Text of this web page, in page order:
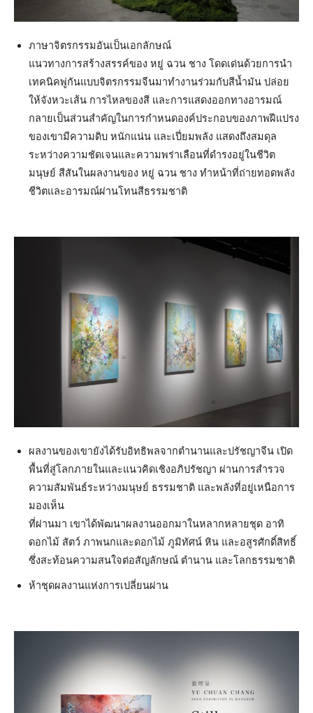
ภาษาจิตรกรรมอันเป็นเอกลักษณ์
แนวทางการสร้างสรรค์ของ หยู่ ฉวน ชาง โดดเด่นด้วยการนำ
เทคนิคพู่กันแบบจิตรกรรมจีนมาทำงานร่วมกับสีน้ำมัน ปล่อย
ให้จังหวะเส้น การไหลของสี และการแสดงออกทางอารมณ์
กลายเป็นส่วนสำคัญในการกำหนดองค์ประกอบของภาพฝีแปรง
ของเขามีความดิบ หนักแน่น และเปี่ยมพลัง แสดงถึงสมดุล
ระหว่างความชัดเจนและความพร่าเลือนที่ดำรงอยู่ในชีวิต
มนุษย์ สีสันในผลงานของ หยู่ ฉวน ชาง ทำหน้าที่ถ่ายทอดพลัง
ชีวิตและอารมณ์ผ่านโทนสีธรรมชาติ
ผลงานของเขายังได้รับอิทธิพลจากตำนานและปรัชญาจีน เปิด
พื้นที่สู่โลกภายในและแนวคิดเชิงอภิปรัชญา ผ่านการสำรวจ
ความสัมพันธ์ระหว่างมนุษย์ ธรรมชาติ และพลังที่อยู่เหนือการ
มองเห็น
ที่ผ่านมา เขาได้พัฒนาผลงานออกมาในหลากหลายชุด อาทิ
ดอกไม้ สัตว์ ภาพนกและดอกไม้ ภูมิทัศน์ หิน และอสูรศักดิ์สิทธิ์
ซึ่งสะท้อนความสนใจต่อสัญลักษณ์ ตำนาน และโลกธรรมชาติ
ห้าชุดผลงานแห่งการเปลี่ยนผ่าน